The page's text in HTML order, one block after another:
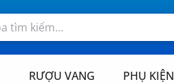
RƯỢU VANG PHỤ KIỆN